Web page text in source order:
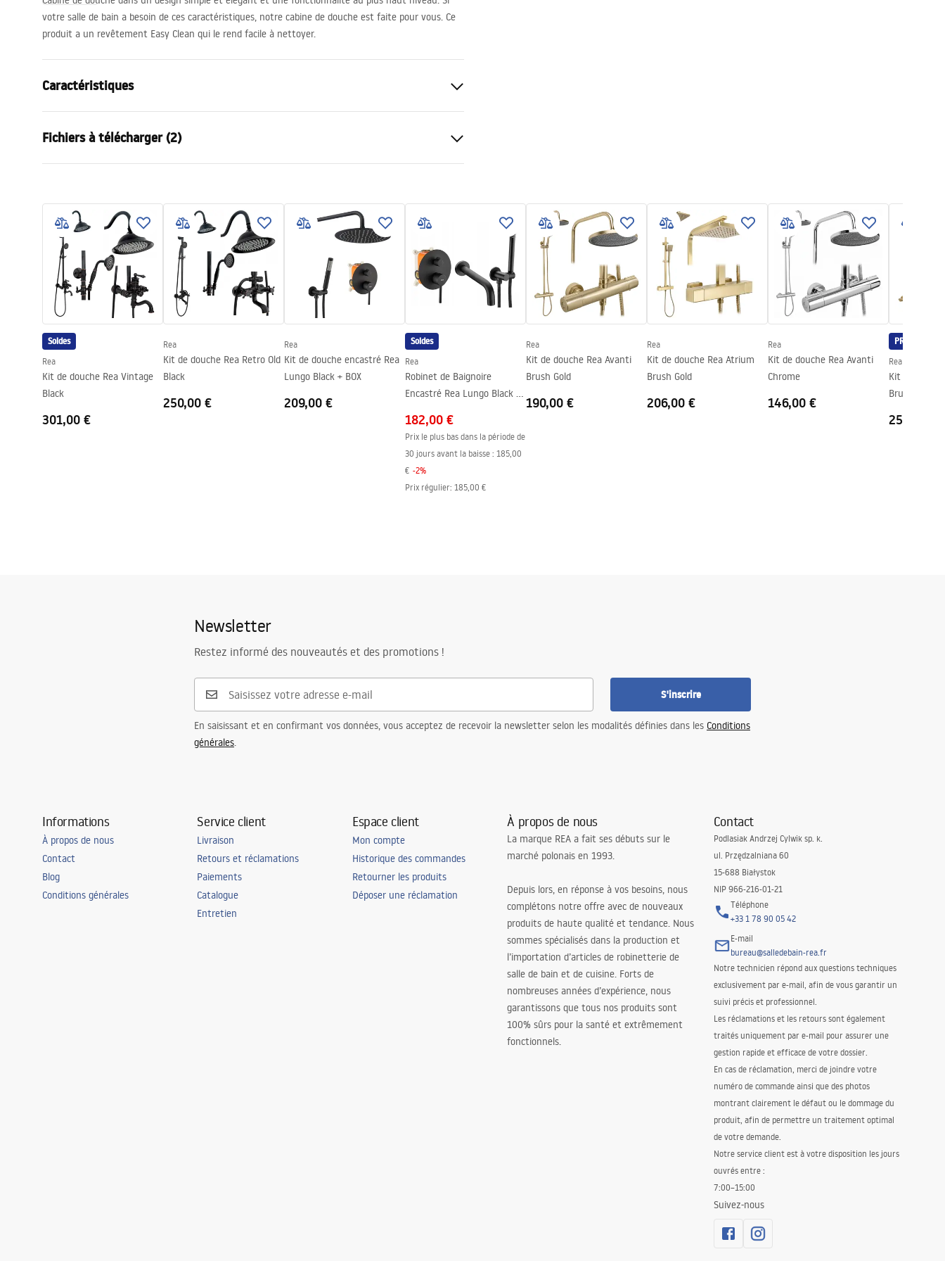
votre salle de bain a besoin de ces caractéristiques, notre cabine de douche est faite pour vous. Ce
produit a un revêtement Easy Clean qui le rend facile à nettoyer.
Caractéristiques
Couleur
Type de cabine de douche
d'angle
Mode d'ouverture
Modèle
Atlas
Montage
Sur le receveur ou plancher
Hauteur (mm)
2000
Sens de la cabine
Gauche ou droite
Garantie
24 mois
Couche Easy Clean
Oui, d'un côté du vitre
Fichiers à télécharger (2)
WARUNKI BEZPIECZENSTWA
KABINY DRZWI PARAWANY.pdf
Instrukcja montażu kabiny
Atlas.pdf
Soldes
Rea
Kit de douche Rea Vintage
Black
301,00 €
Rea
Kit de douche Rea Retro Old
Black
250,00 €
Rea
Kit de douche encastré Rea
Lungo Black + BOX
209,00 €
Soldes
Rea
Robinet de Baignoire
Encastré Rea Lungo Black +
182,00 €
Prix le plus bas dans la période de
30 jours avant la baisse : 185,00
€ -2%
Prix régulier: 185,00 €
Rea
Kit de douche Rea Avanti
Brush Gold
190,00 €
Rea
Kit de douche Rea Atrium
Brush Gold
206,00 €
Rea
Kit de douche Rea Avanti
Chrome
146,00 €
PREMIUM
Rea
Kit de
Brush Gold
251,00 €
Newsletter
Restez informé des nouveautés et des promotions !
S'inscrire
En saisissant et en confirmant vos données, vous acceptez de recevoir la newsletter selon les modalités définies dans les Conditions
générales.
Informations
À propos de nous
Contact
Blog
Conditions générales
Service client
Livraison
Retours et réclamations
Paiements
Catalogue
Entretien
Espace client
Mon compte
Historique des commandes
Retourner les produits
Déposer une réclamation
À propos de nous
La marque REA a fait ses débuts sur le
marché polonais en 1993.
Depuis lors, en réponse à vos besoins, nous
complétons notre offre avec de nouveaux
produits de haute qualité et tendance. Nous
sommes spécialisés dans la production et
l’importation d’articles de robinetterie de
salle de bain et de cuisine. Forts de
nombreuses années d’expérience, nous
garantissons que tous nos produits sont
100% sûrs pour la santé et extrêmement
fonctionnels.
Contact
Podlasiak Andrzej Cylwik sp. k.
ul. Przędzalniana 60
15-688 Białystok
NIP 966-216-01-21
Téléphone
+33 1 78 90 05 42
E-mail
bureau@salledebain-rea.fr
Notre technicien répond aux questions techniques
exclusivement par e-mail, afin de vous garantir un
suivi précis et professionnel.
Les réclamations et les retours sont également
traités uniquement par e-mail pour assurer une
gestion rapide et efficace de votre dossier.
En cas de réclamation, merci de joindre votre
numéro de commande ainsi que des photos
montrant clairement le défaut ou le dommage du
produit, afin de permettre un traitement optimal
de votre demande.
Notre service client est à votre disposition les jours
ouvrés entre :
7:00–15:00
Suivez-nous